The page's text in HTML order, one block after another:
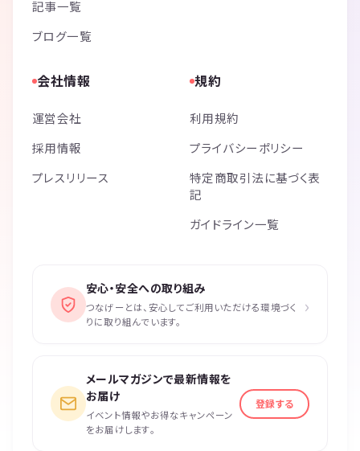
記事一覧
ブログ一覧
会社情報
運営会社
採用情報
プレスリリース
規約
利用規約
プライバシーポリシー
特定商取引法に基づく表
記
ガイドライン一覧
安心・安全への取り組み
つなげーとは、安心してご利用いただける環境づく
りに取り組んでいます。
›
メールマガジンで最新情報を
お届け
イベント情報やお得なキャンペーン
をお届けします。
登録する